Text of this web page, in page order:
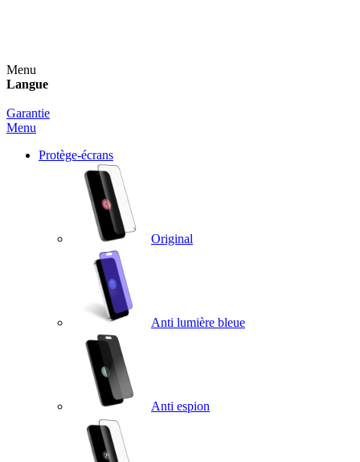
Menu
Langue
Garantie
Menu
Protège-écrans
Original
Anti lumière bleue
Anti espion